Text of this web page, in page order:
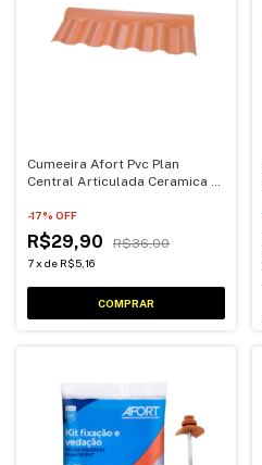
Cumeeira Afort Pvc Plan
Central Articulada Ceramica 1
-17% OFF
R$29,90 R$36,00
7x de R$5,16